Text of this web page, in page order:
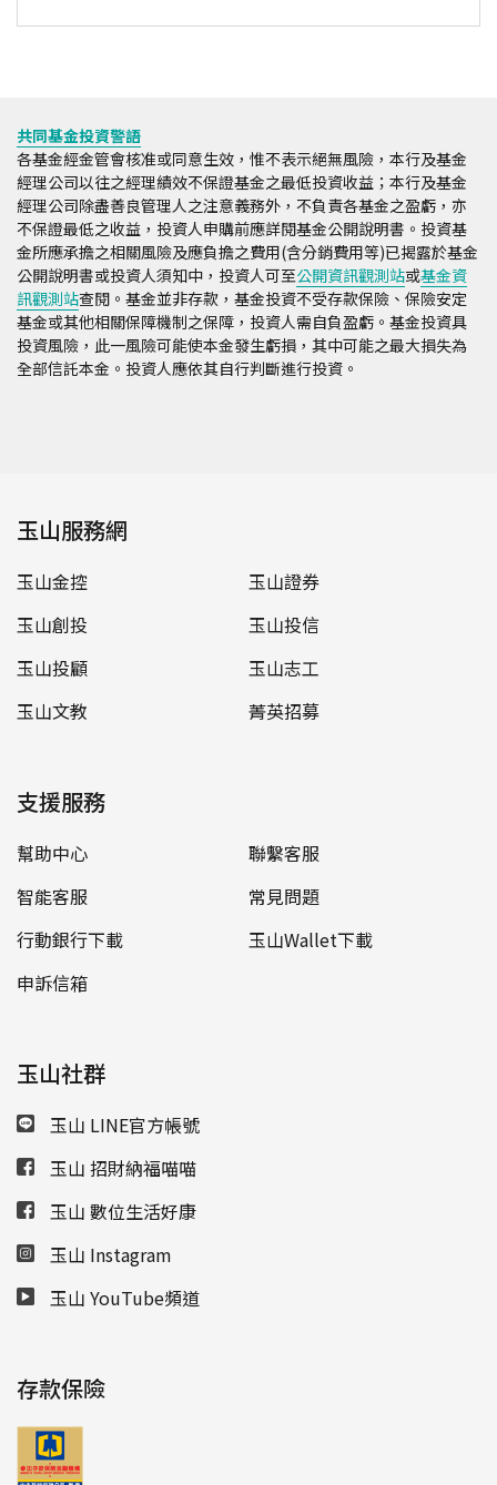
共同基金投資警語
各基金經金管會核准或同意生效，惟不表示絕無風險，本行及基金
經理公司以往之經理績效不保證基金之最低投資收益；本行及基金
經理公司除盡善良管理人之注意義務外，不負責各基金之盈虧，亦
不保證最低之收益，投資人申購前應詳閱基金公開說明書。投資基
金所應承擔之相關風險及應負擔之費用(含分銷費用等)已揭露於基金
公開說明書或投資人須知中，投資人可至公開資訊觀測站或基金資
訊觀測站查閱。基金並非存款，基金投資不受存款保險、保險安定
基金或其他相關保障機制之保障，投資人需自負盈虧。基金投資具
投資風險，此一風險可能使本金發生虧損，其中可能之最大損失為
全部信託本金。投資人應依其自行判斷進行投資。
玉山服務網
玉山金控
玉山證券
玉山創投
玉山投信
玉山投顧
玉山志工
玉山文教
菁英招募
支援服務
幫助中心
聯繫客服
智能客服
常見問題
行動銀行下載
玉山Wallet下載
申訴信箱
玉山社群
玉山 LINE官方帳號
玉山 招財納福喵喵
玉山 數位生活好康
玉山 Instagram
玉山 YouTube頻道
存款保險